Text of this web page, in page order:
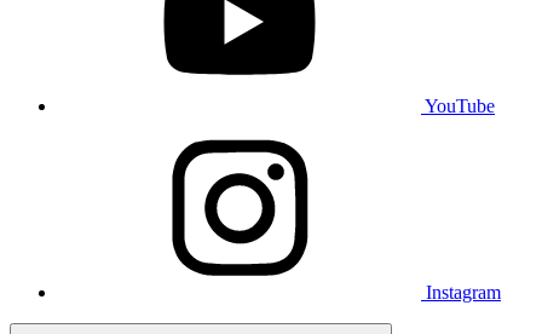
YouTube
Instagram